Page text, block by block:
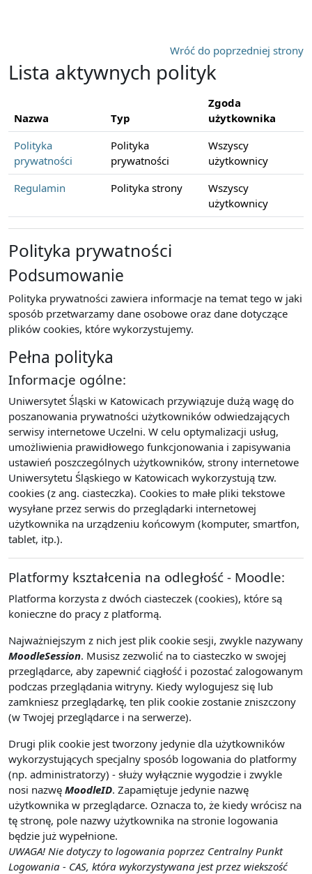
Wróć do poprzedniej strony
Lista aktywnych polityk
Nazwa Typ
Zgoda
użytkownika
Polityka
prywatności
Polityka
prywatności
Wszyscy
użytkownicy
Regulamin
Polityka strony
Wszyscy
użytkownicy
Polityka prywatności
Podsumowanie
Polityka prywatności zawiera informacje na temat tego w jaki
sposób przetwarzamy dane osobowe oraz dane dotyczące
plików cookies, które wykorzystujemy.
Pełna polityka
Informacje ogólne:
Uniwersytet Śląski w Katowicach przywiązuje dużą wagę do
poszanowania prywatności użytkowników odwiedzających
serwisy internetowe Uczelni. W celu optymalizacji usług,
umożliwienia prawidłowego funkcjonowania i zapisywania
ustawień poszczególnych użytkowników, strony internetowe
Uniwersytetu Śląskiego w Katowicach wykorzystują tzw.
cookies (z ang. ciasteczka). Cookies to małe pliki tekstowe
wysyłane przez serwis do przeglądarki internetowej
użytkownika na urządzeniu końcowym (komputer, smartfon,
tablet, itp.).
Platformy kształcenia na odległość - Moodle:
Platforma korzysta z dwóch ciasteczek (cookies), które są
konieczne do pracy z platformą.
Najważniejszym z nich jest plik cookie sesji, zwykle nazywany
MoodleSession. Musisz zezwolić na to ciasteczko w swojej
przeglądarce, aby zapewnić ciągłość i pozostać zalogowanym
podczas przeglądania witryny. Kiedy wylogujesz się lub
zamkniesz przeglądarkę, ten plik cookie zostanie zniszczony
(w Twojej przeglądarce i na serwerze).
Drugi plik cookie jest tworzony jedynie dla użytkowników
wykorzystujących specjalny sposób logowania do platformy
(np. administratorzy) - służy wyłącznie wygodzie i zwykle
nosi nazwę MoodleID. Zapamiętuje jedynie nazwę
użytkownika w przeglądarce. Oznacza to, że kiedy wrócisz na
tę stronę, pole nazwy użytkownika na stronie logowania
będzie już wypełnione.
UWAGA! Nie dotyczy to logowania poprzez Centralny Punkt
Logowania - CAS, która wykorzystywana jest przez wiekszość